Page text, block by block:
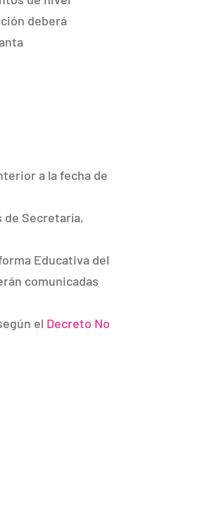
deberá
a la fecha de
de Secretaría,
Educativa del
comunicadas
el Decreto No